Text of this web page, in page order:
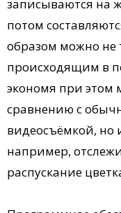
записываются на
потом
образом можно не
происходящим в
экономя при этом
сравнению с
видеосъёмкой, но
например,
распускание